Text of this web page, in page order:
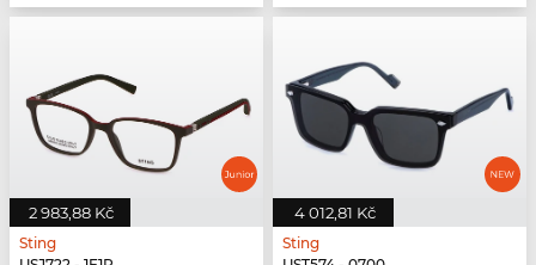
2 983,88 Kč
Sting
4 012,81 Kč
Sting